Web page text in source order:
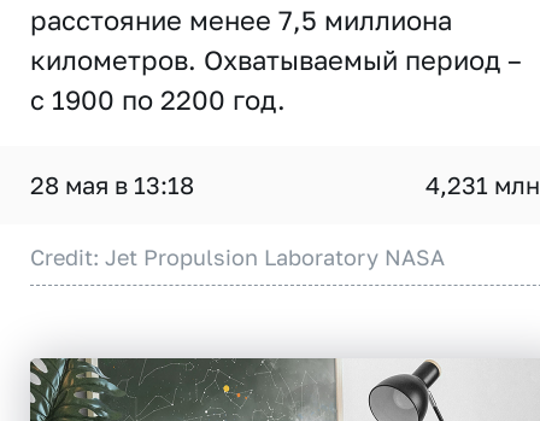
расстояние менее 7,5 миллиона
километров. Охватываемый период –
с 1900 по 2200 год.
28 мая в 13:18 4,231
Credit: Jet Propulsion Laboratory NASA